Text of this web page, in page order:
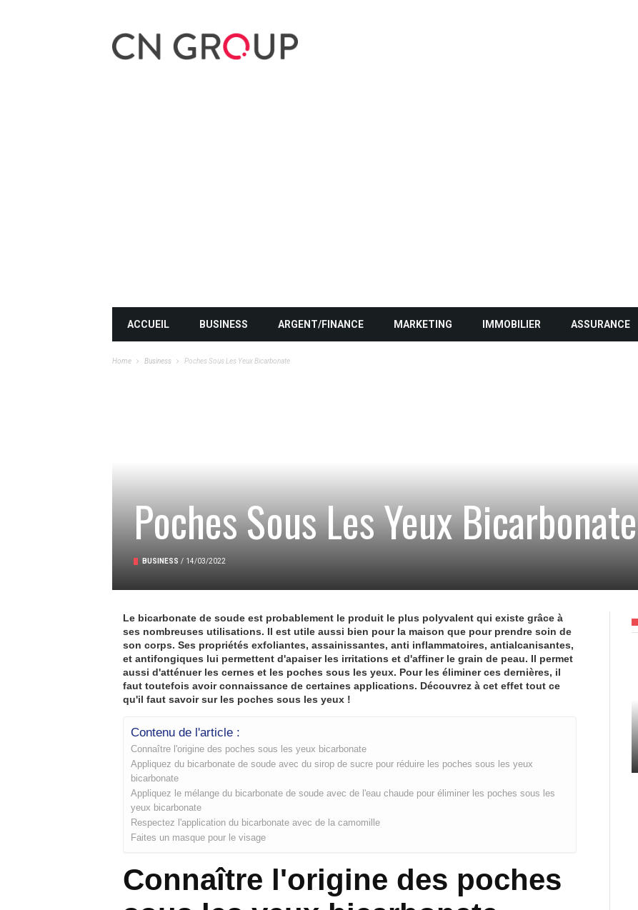
ACCUEIL BUSINESS ARGENT/FINANCE MARKETING IMMOBILIER ASSURANCE
Home Business Poches Sous Les Yeux Bicarbonate
Poches Sous Les Yeux Bicarbonate
BUSINESS / 14/03/2022
Le bicarbonate de soude est probablement le produit le plus polyvalent qui existe grâce à
ses nombreuses utilisations. Il est utile aussi bien pour la maison que pour prendre soin de
son corps. Ses propriétés exfoliantes, assainissantes, anti inflammatoires, antialcanisantes,
et antifongiques lui permettent d'apaiser les irritations et d'affiner le grain de peau. Il permet
aussi d'atténuer les cernes et les poches sous les yeux. Pour les éliminer ces dernières, il
faut toutefois avoir connaissance de certaines applications. Découvrez à cet effet tout ce
qu'il faut savoir sur les poches sous les yeux !
Contenu de l'article :
Connaître l'origine des poches sous les yeux bicarbonate
Appliquez du bicarbonate de soude avec du sirop de sucre pour réduire les poches sous les yeux
bicarbonate
Appliquez le mélange du bicarbonate de soude avec de l'eau chaude pour éliminer les poches sous les
yeux bicarbonate
Respectez l'application du bicarbonate avec de la camomille
Faites un masque pour le visage
Connaître l'origine des poches